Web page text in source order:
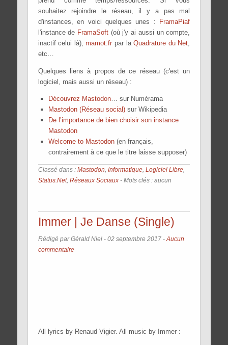
souhaitez rejoindre le réseau, il y a pas mal
d'instances, en voici quelques unes : FramaPiaf
l'instance de FramaSoft (où j'y ai aussi un compte,
inactif celui là),mamot.fr par laQuadrature du Net
etc…
Quelques liens à propos de ce réseau (c'est un
logiciel, mais aussi un réseau) :
Découvrez Mastodon… sur Numérama
Mastodon (Réseau social)sur Wikipedia
De l’importance de bien choisir son instance
Mastodon
Welcome to Mastodon(en français,
contrairement à ce que le titre laisse supposer)
Classé dans : Mastodon Informatique, Logiciel Libre,
Status.Net, Réseaux Sociaux- Mots clés : aucun
Immer | Je Danse (Single)
Rédigé par Gérald Niel - 02 septembre 2017- Aucun
commentaire
All lyrics by Renaud Vigier. All music by Immer :